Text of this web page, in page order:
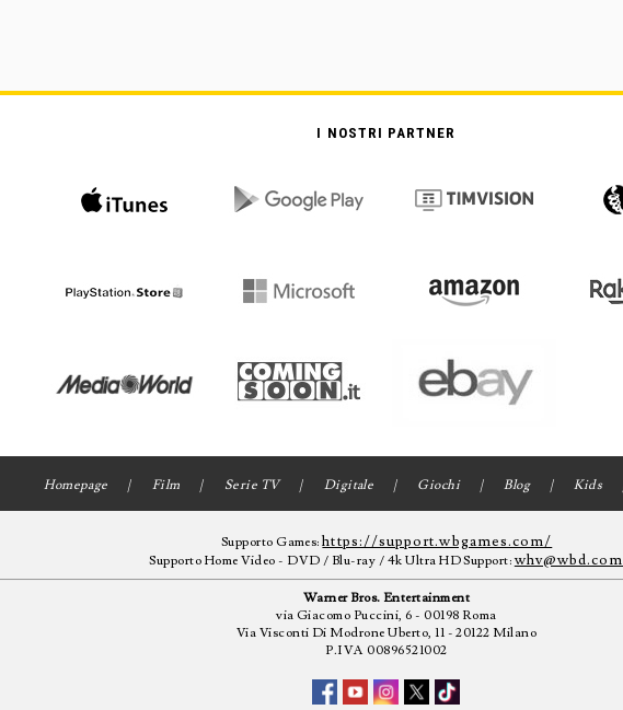
I NOSTRI PARTNER
Homepage Film Serie TV Digitale Giochi Blog Kids
Supporto Games:https://support.wbgames.com/
Supporto Home Video - DVD / Blu-ray / 4k Ultra HD Support:whv@wbd.com
Warner Bros. Entertainment
via Giacomo Puccini, 6 - 00198 Roma
Via Visconti Di Modrone Uberto, 11 - 20122 Milano
P.IVA 00896521002